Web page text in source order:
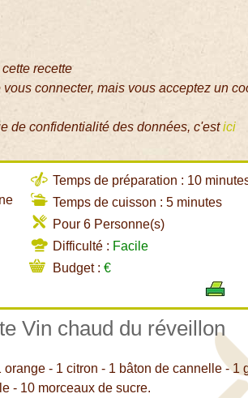
recette
connecter, mais vous acceptez un
de confidentialité des données, c'estici
Temps de préparation : 10
Temps de cuisson : 5 minutes
Pour 6 Personne(s)
Difficulté : Facile
Budget :€
Vin chaud du réveillon
- 1 citron - 1 bâton de cannelle - 1
- 10 morceaux de sucre.